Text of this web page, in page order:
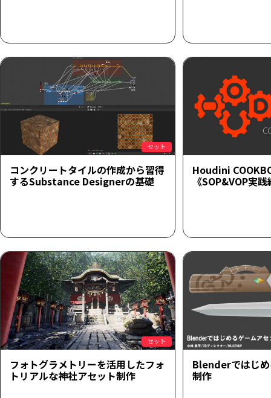
セット
コンクリートタイルの作成から習得
するSubstance Designerの基礎
Houdini
《SOP&VOP実
セット
フォトグラメトリーを活用したフォ
トリアルな神社アセット制作
Blenderではじ
制作